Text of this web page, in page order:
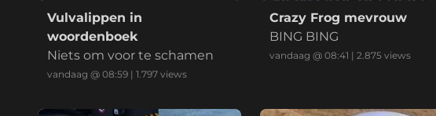
Vulvalippen in
woordenboek
Niets om voor te schamen
vandaag @ 08:59 | 1.797 views
Crazy Frog mevrouw
BING BING
vandaag @ 08:41 | 2.875views